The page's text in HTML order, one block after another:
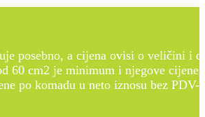
posebno, a cijena ovisi o veličini i
60 cm2 je minimum i njegove cijene
po komadu u neto iznosu bez PDV-